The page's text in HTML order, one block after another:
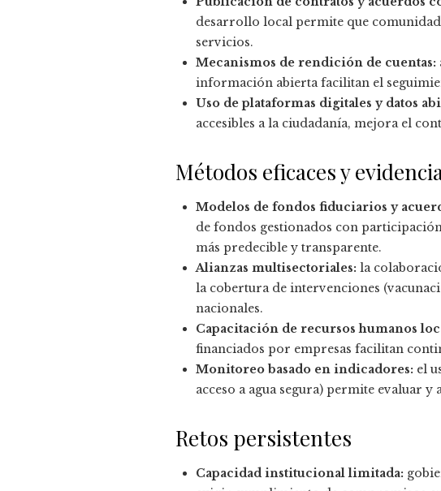
desarrollo local permite que
servicios.
Mecanismos de rendición de cuentas:
información abierta facilitan el
Uso de plataformas digitales y datos
accesibles a la ciudadanía, mejora el
Métodos eficaces y
Modelos de fondos fiduciarios y
de fondos gestionados con
más predecible y transparente.
Alianzas multisectoriales: la
la cobertura de intervenciones
nacionales.
Capacitación de recursos humanos
financiados por empresas facilitan
Monitoreo basado en indicadores: el
acceso a agua segura) permite evaluar
Retos persistentes
Capacidad institucional limitada: